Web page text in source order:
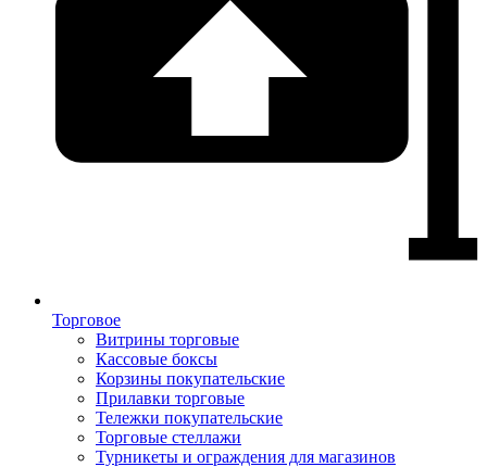
Торговое
Витрины торговые
Кассовые боксы
Корзины покупательские
Прилавки торговые
Тележки покупательские
Торговые стеллажи
Турникеты и ограждения для магазинов